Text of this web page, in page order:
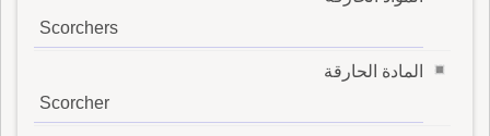
Scorchers
المادة الحارقة
Scorcher